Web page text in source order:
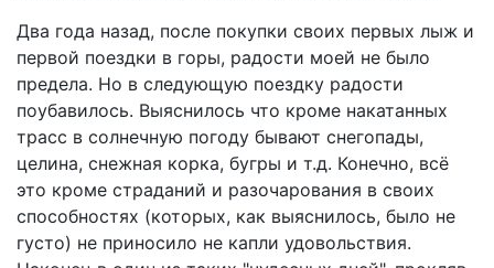
Два года назад, после покупки своих первых лыж и
первой поездки в горы, радости моей не было
предела. Но в следующую поездку радости
поубавилось. Выяснилось что кроме накатанных
трасс в солнечную погоду бывают снегопады,
целина, снежная корка, бугры и т.д. Конечно, всё
это кроме страданий и разочарования в своих
способностях (которых, как выяснилось, было не
густо) не приносило не капли удовольствия.